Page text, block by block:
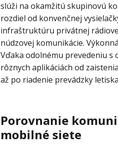
slúži na okamžitú skupinovú
rozdiel od konvenčnej
infraštruktúru privátnej
núdzovej komunikácie.
Vďaka odolnému prevedeniu s
rôznych aplikáciách od
až po riadenie prevádzky
Porovnanie
mobilné siete